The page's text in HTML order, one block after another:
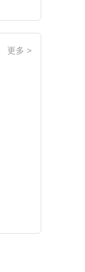
更多 >